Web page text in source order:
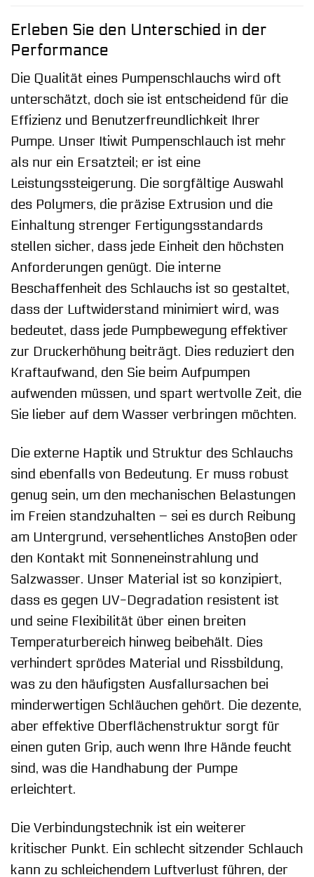
Erleben Sie den Unterschied in der
Performance
Die Qualität eines Pumpenschlauchs wird oft
unterschätzt, doch sie ist entscheidend für die
Effizienz und Benutzerfreundlichkeit Ihrer
Pumpe. Unser Itiwit Pumpenschlauch ist mehr
als nur ein Ersatzteil; er ist eine
Leistungssteigerung. Die sorgfältige Auswahl
des Polymers, die präzise Extrusion und die
Einhaltung strenger Fertigungsstandards
stellen sicher, dass jede Einheit den höchsten
Anforderungen genügt. Die interne
Beschaffenheit des Schlauchs ist so gestaltet,
dass der Luftwiderstand minimiert wird, was
bedeutet, dass jede Pumpbewegung effektiver
zur Druckerhöhung beiträgt. Dies reduziert den
Kraftaufwand, den Sie beim Aufpumpen
aufwenden müssen, und spart wertvolle Zeit, die
Sie lieber auf dem Wasser verbringen möchten.
Die externe Haptik und Struktur des Schlauchs
sind ebenfalls von Bedeutung. Er muss robust
genug sein, um den mechanischen Belastungen
im Freien standzuhalten – sei es durch Reibung
am Untergrund, versehentliches Anstoßen oder
den Kontakt mit Sonneneinstrahlung und
Salzwasser. Unser Material ist so konzipiert,
dass es gegen UV-Degradation resistent ist
und seine Flexibilität über einen breiten
Temperaturbereich hinweg beibehält. Dies
verhindert sprödes Material und Rissbildung,
was zu den häufigsten Ausfallursachen bei
minderwertigen Schläuchen gehört. Die dezente,
aber effektive Oberflächenstruktur sorgt für
einen guten Grip, auch wenn Ihre Hände feucht
sind, was die Handhabung der Pumpe
erleichtert.
Die Verbindungstechnik ist ein weiterer
kritischer Punkt. Ein schlecht sitzender Schlauch
kann zu schleichendem Luftverlust führen, der